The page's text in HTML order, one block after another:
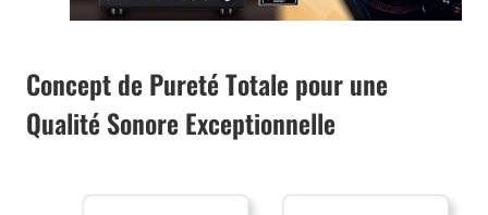
Concept de Pureté Totale pour une
Qualité Sonore Exceptionnelle